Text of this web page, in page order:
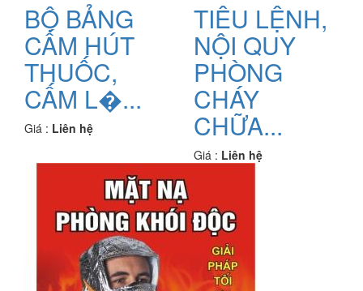
BỘ BẢNG
CẤM HÚT
THUỐC,
CẤM L�...
Giá : Liên hệ
TIÊU LỆNH,
NỘI QUY
PHÒNG
CHÁY
CHỮA...
Giá : Liên hệ